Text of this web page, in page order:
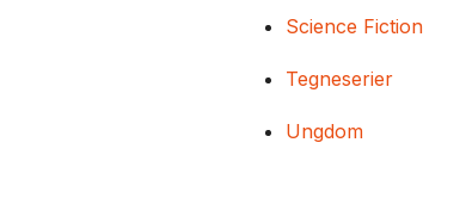
Science Fiction
Tegneserier
Ungdom